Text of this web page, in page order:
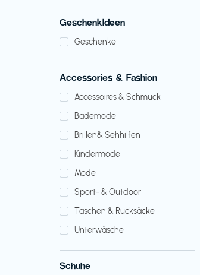
GeschenkIdeen
Geschenke
Accessories & Fashion
Accessoires & Schmuck
Bademode
Brillen& Sehhilfen
Kindermode
Mode
Sport- & Outdoor
Taschen & Rucksäcke
Unterwäsche
Schuhe